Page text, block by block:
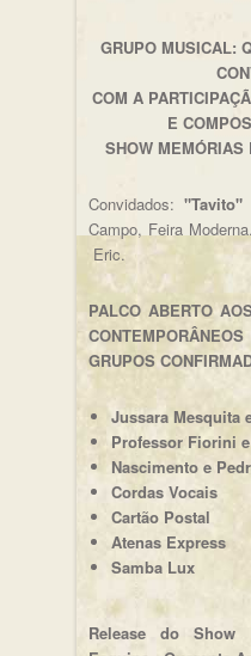
GRUPO MUSICAL:
COM A
E
SHOW MEMÓRIAS
Convidados:"Tavito"
Campo, Feira
Eric.
PALCO ABERTO
CONTEMPORÂNEOS
GRUPOS
Jussara Mesquita
Professor Fiorini
Nascimento e
Cordas Vocais
Cartão Postal
Atenas Express
Samba Lux
Release do Show